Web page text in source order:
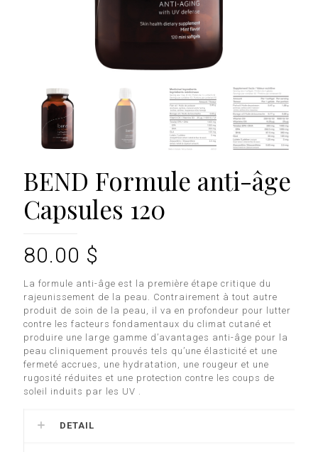
BEND Formule anti-âge
Capsules 120
80.00 $
La formule anti-âge est la première étape critique du
rajeunissement de la peau. Contrairement à tout autre
produit de soin de la peau, il va en profondeur pour lutter
contre les facteurs fondamentaux du climat cutané et
produire une large gamme d’avantages anti-âge pour la
peau cliniquement prouvés tels qu’une élasticité et une
fermeté accrues, une hydratation, une rougeur et une
rugosité réduites et une protection contre les coups de
soleil induits par les UV .
DETAIL